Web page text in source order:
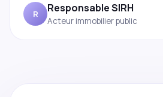
R Responsable SIRH
Acteur immobilier public